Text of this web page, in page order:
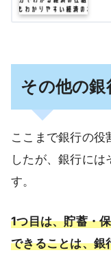
その他の銀
ここまで銀行の役
したが、銀行には
す。
1つ目は、貯蓄・
できることは、銀